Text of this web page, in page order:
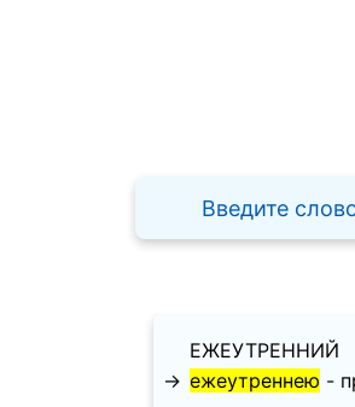
Введите
ЕЖЕУТРЕННИЙ
→ ежеутреннею -